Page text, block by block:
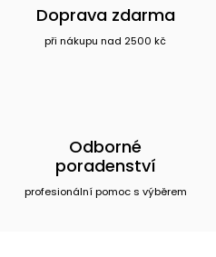
Doprava zdarma
při nákupu nad 2500 kč
Odborné
poradenství
profesionální pomoc s výběrem